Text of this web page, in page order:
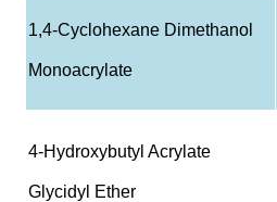
1,4-Cyclohexane Dimethanol
Monoacrylate
4-Hydroxybutyl Acrylate
Glycidyl Ether